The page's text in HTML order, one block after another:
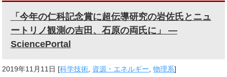
「今年の仁科記念賞に超伝導研究の岩佐氏とニュ
ートリノ観測の吉田、石原の両氏に」 ―
SciencePortal
2019年11月11日 [科学技術, 資源・エネルギー,物理系]